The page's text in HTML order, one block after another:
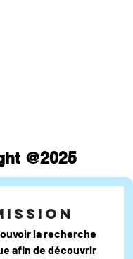
@2025
la recherche
afin de découvrir